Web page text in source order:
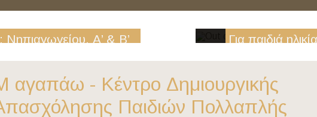
Νηπιαγωγείου, Α’ & Β’
Για παιδιά
Δημοτικού
ΠΕΡΙΣΣΟΤΕΡΑ
αγαπάω - Κέντρο Δημιουργικής
Παιδιών Πολλαπλής